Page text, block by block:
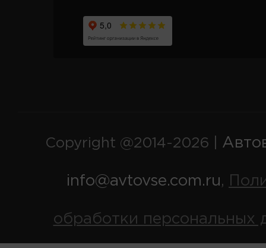
Copyright @2014-2026 |
info@avtovse.com.ru,
обработки персональных